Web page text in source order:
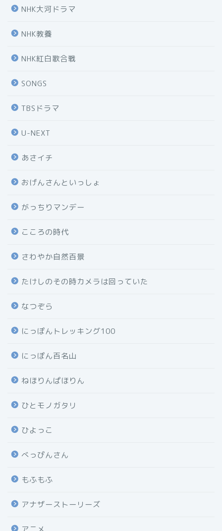
NHK大河ドラマ
NHK教養
NHK紅白歌合戦
SONGS
TBSドラマ
U-NEXT
あさイチ
おげんさんといっしょ
がっちりマンデー
こころの時代
さわやか自然百景
たけしのその時カメラは回っていた
なつぞら
にっぽんトレッキング100
にっぽん百名山
ねほりんぱほりん
ひとモノガタリ
ひよっこ
べっぴんさん
もふもふ
アナザーストーリーズ